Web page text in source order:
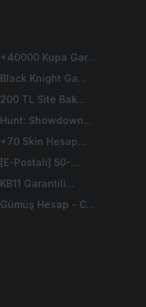
+40000 Kupa Gar...
Black Knight Ga...
200 TL Site Bak...
Hunt: Showdown...
+70 Skin Hesap...
[E-Postalı] 50-...
KB11 Garantili...
Gümüş Hesap - C...